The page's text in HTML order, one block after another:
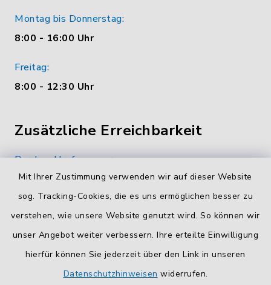
Mit Ihrer Zustimmung verwenden wir auf dieser Website
sog. Tracking-Cookies, die es uns ermöglichen besser zu
verstehen, wie unsere Website genutzt wird. So können wir
unser Angebot weiter verbessern. Ihre erteilte Einwilligung
hierfür können Sie jederzeit über den Link in unseren
Datenschutzhinweisen widerrufen.
Montag bis Donnerstag:
8:00 - 16:00 Uhr
Freitag:
8:00 - 12:30 Uhr
Zusätzliche Erreichbarkeit
Durchwahlrufnummern
Die Durchwahlrufnummern unserer Mitarbeiterinnen
und Mitarbeiter finden Siehier.
Kontaktformular
SicheresKontaktformularmit BayernID verwenden.